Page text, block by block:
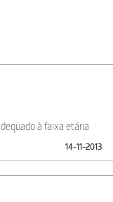
à faixa etária
14-11-2013